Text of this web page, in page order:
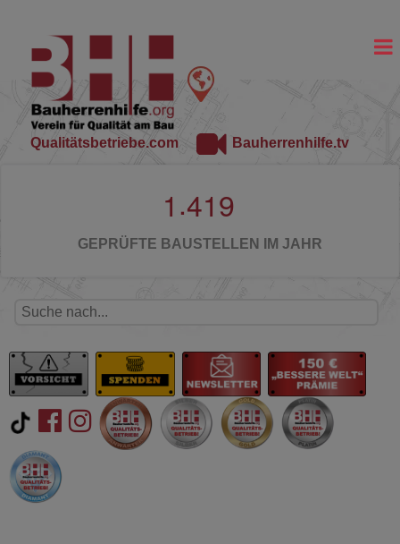
Qualitätsbetriebe.com Bauherrenhilfe.tv
1 .419
GEPRÜFTE BAUSTELLEN IM JAHR